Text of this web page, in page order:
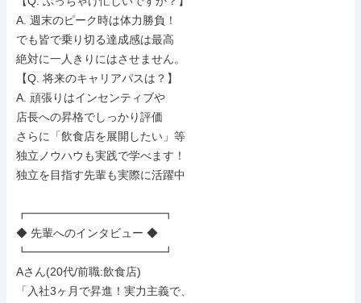
A. 週末のピーク時は体力勝負！
でも皆で乗り切る達成感は最高
絶対に一人きりにはさせません。
【Q. 将来のキャリアパスは？】
A. 頑張りはインセンティブや
店長への昇格でしっかり評価
さらに「飲食店を展開したい」等
独立ノウハウも実践で学べます！
独立を目指す先輩も実際に活躍中
┏━━━━━━━━━━━━┓
◆ 先輩へのインタビュー ◆
┗━━━━━━━━━━━━┛
Aさん(20代/前職:飲食店)
「入社3ヶ月で昇進！実力主義で、